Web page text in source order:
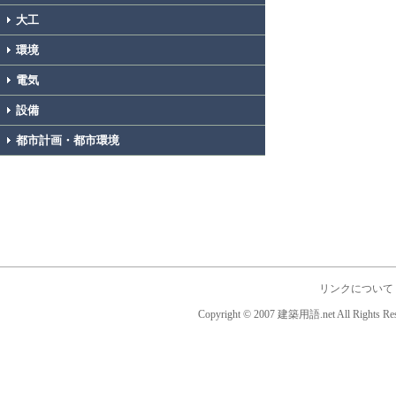
大工
環境
電気
設備
都市計画・都市環境
リンクについて
Copyright © 2007 建築用語.net All Rights